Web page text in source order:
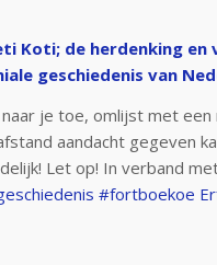
Koti; de herdenking
geschiedenis van
je toe, omlijst met
aandacht gegeven
Let op! In verband
#fortboekoe